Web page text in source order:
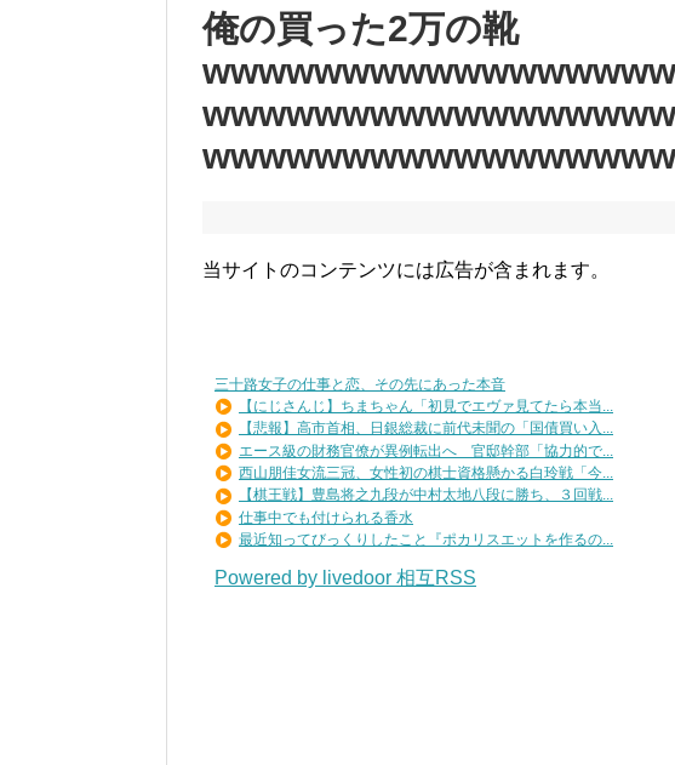
俺の買った2万の靴
当サイトのコンテンツには広告が含まれます。
三十路女子の仕事と恋、その先にあった本音
【にじさんじ】ちまちゃん「初見でエヴァ見てたら本当...
【悲報】高市首相、日銀総裁に前代未聞の「国債買い入...
エース級の財務官僚が異例転出へ 官邸幹部「協力的で...
西山朋佳女流三冠、女性初の棋士資格懸かる白玲戦「今...
【棋王戦】豊島将之九段が中村太地八段に勝ち、３回戦...
仕事中でも付けられる香水
最近知ってびっくりしたこと『ポカリスエットを作るの...
Powered by livedoor 相互RSS